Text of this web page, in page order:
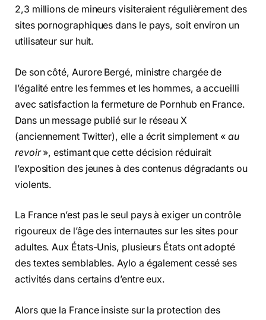
2,3 millions de mineurs visiteraient régulièrement des
sites pornographiques dans le pays, soit environ un
utilisateur sur huit.
De son côté, Aurore Bergé, ministre chargée de
l’égalité entre les femmes et les hommes, a accueilli
avec satisfaction la fermeture de Pornhub en France.
Dans un message publié sur le réseau X
(anciennement Twitter), elle a écrit simplement «au
revoir», estimant que cette décision réduirait
l’exposition des jeunes à des contenus dégradants ou
violents.
La France n’est pas le seul pays à exiger un contrôle
rigoureux de l’âge des internautes sur les sites pour
adultes. Aux États-Unis, plusieurs États ont adopté
des textes semblables. Aylo a également cessé ses
activités dans certains d’entre eux.
Alors que la France insiste sur la protection des